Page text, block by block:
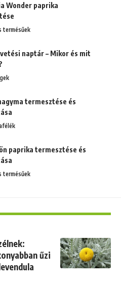
Wonder paprika
termésűek
naptár – Mikor és mit
termesztése és
paprika termesztése és
termésűek
űzi